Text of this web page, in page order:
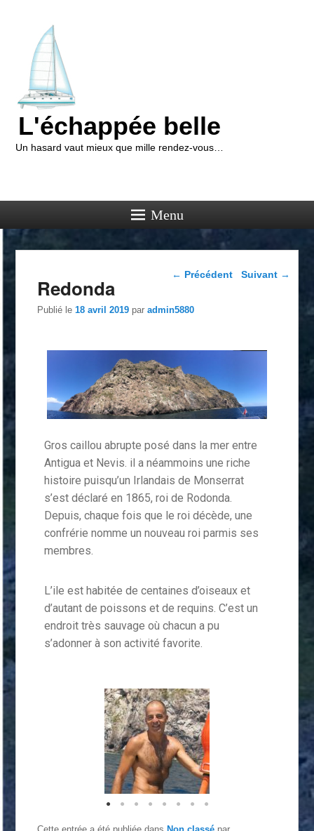
L'échappée belle
Un hasard vaut mieux que mille rendez-vous…
Menu
Navigation dans les
← Précédent Suivant →
Redonda
Publié le18 avril 2019 paradmin5880
Gros caillou abrupte posé dans la mer entre
Antigua et Nevis. il a néammoins une riche
histoire puisqu’un Irlandais de Monserrat
s’est déclaré en 1865, roi de Rodonda.
Depuis, chaque fois que le roi décède, une
confrérie nomme un nouveau roi parmis ses
membres.
L’ile est habitée de centaines d’oiseaux et
d’autant de poissons et de requins. C’est un
endroit très sauvage où chacun a pu
s’adonner à son activité favorite.